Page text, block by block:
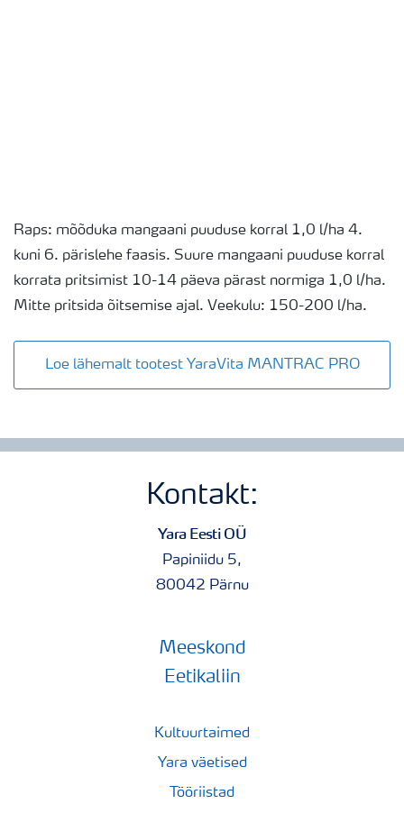
Raps: mõõduka mangaani puuduse korral 1,0 l/ha 4.
kuni 6. pärislehe faasis. Suure mangaani puuduse korral
korrata pritsimist 10-14 päeva pärast normiga 1,0 l/ha.
Mitte pritsida õitsemise ajal. Veekulu: 150-200 l/ha.
Loe lähemalt tootest YaraVita MANTRAC PRO
Kontakt:
Yara Eesti OÜ
Papiniidu 5,
80042 Pärnu
Meeskond
Eetikaliin
Kultuurtaimed
Yara väetised
Tööriistad